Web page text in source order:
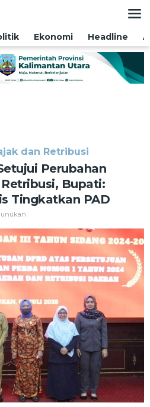
Ekonomi Headline
Bupati:
dan Retribusi
Perubahan
Bupati:
Tingkatkan PAD